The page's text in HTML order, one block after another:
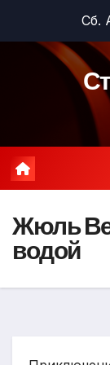
содержимому
Сб.
Жюль
водой